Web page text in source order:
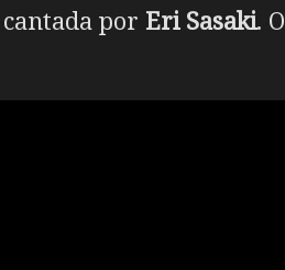
por Eri Sasaki. O